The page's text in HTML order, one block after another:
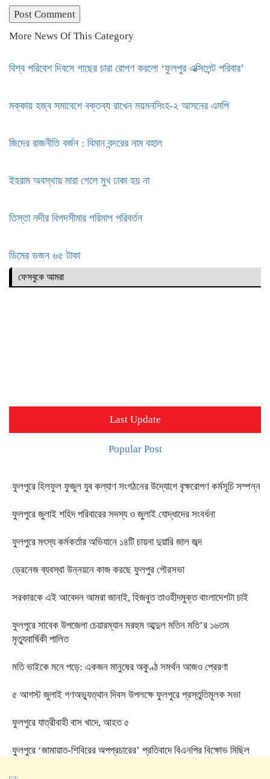
More News Of This Category
বিশ্ব পরিবেশ দিবসে গাছের চারা রোপণ করলো ‘ফুলপুর এক্সিলেন্ট পরিবার’
মক্কায় হজ্ব সমাবেশে বক্তব্য রাখেন ময়মনসিংহ-২ আসনের এমপি
জিদের রাজনীতি বর্জন : বিমান বন্দরের নাম বহাল
ইহরাম অবস্থায় মারা গেলে মুখ ঢাকা হয় না
তিস্তা নদীর বিপদসীমার পরিমাপ পরিবর্তন
ডিমের ডজন ৬৫ টাকা
ফেসবুকে আমরা
Last Update
Popular Post
ফুলপুরে হিলফুল ফুজুল যুব কল্যাণ সংগঠনের উদ্যোগে বৃক্ষরোপণ কর্মসূচি সম্পন্ন
ফুলপুরে জুলাই শহিদ পরিবারের সদস্য ও জুলাই যোদ্ধাদের সংবর্ধনা
ফুলপুরে মৎস্য কর্মকর্তার অভিযানে ১৪টি চায়না দুয়ারি জাল জব্দ
ড্রেনেজ ব্যবস্থা উন্নয়নে কাজ করছে ফুলপুর পৌরসভা
সরকারকে এই আবেদন আমরা জানাই, হিজবুত তাওহীদমুক্ত বাংলাদেশটা চাই
ফুলপুরে সাবেক উপজেলা চেয়ারম্যান মরহুম আব্দুল মতিন মতি’র ১৬তম
মৃত্যুবার্ষিকী পালিত
মতি ভাইকে মনে পড়ে: একজন মানুষের অকুণ্ঠ সমর্থন আজও প্রেরণা
৫ আগস্ট জুলাই গণঅভ্যুত্থান দিবস উপলক্ষে ফুলপুরে প্রস্তুতিমূলক সভা
ফুলপুরে যাত্রীবাহী বাস খাদে, আহত ৫
ফুলপুরে ‘জামায়াত-শিবিরের অপপ্রচারের’ প্রতিবাদে বিএনপির বিক্ষোভ মিছিল